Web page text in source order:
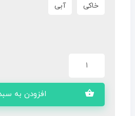
خاکی آبی
افزودن به